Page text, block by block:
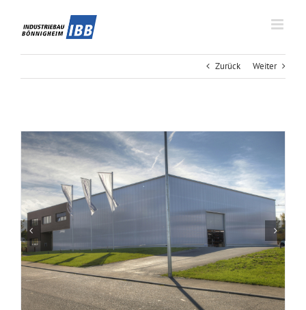
springen
Zurück Weiter